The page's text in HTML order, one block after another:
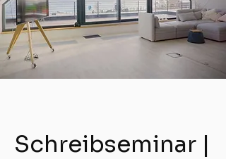
Schreibseminar |